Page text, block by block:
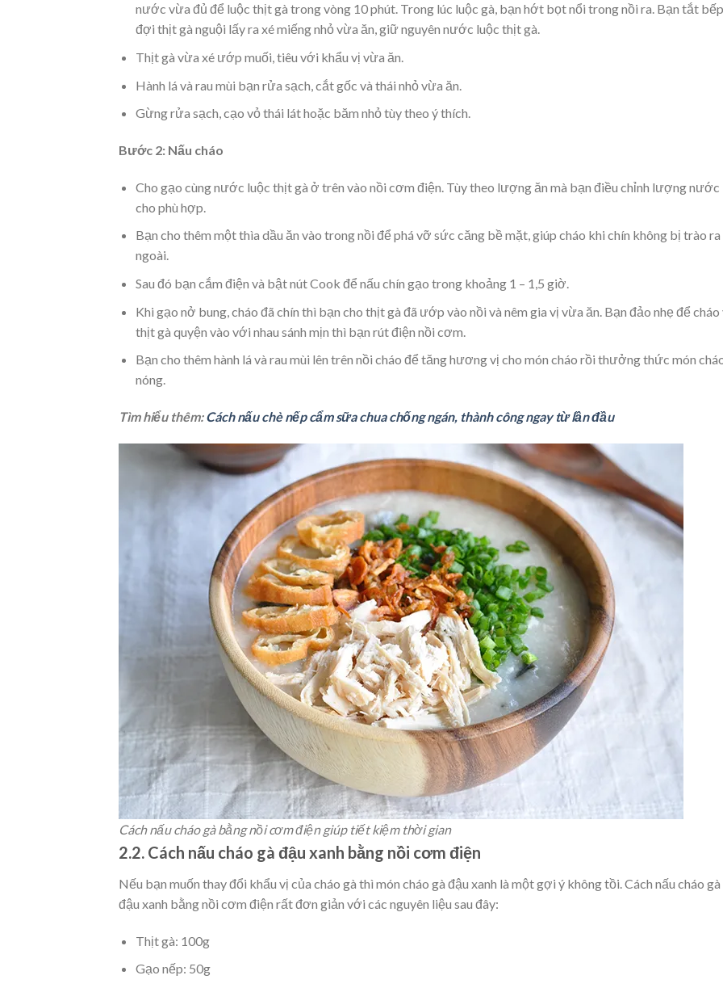
nước vừa đủ để luộc thịt gà trong vòng 10 phút. Trong lúc luộc gà, bạn hớt bọt nổi trong nồi ra. Bạn tắt bếp
đợi thịt gà nguội lấy ra xé miếng nhỏ vừa ăn, giữ nguyên nước luộc thịt gà.
Thịt gà vừa xé ướp muối, tiêu với khẩu vị vừa ăn.
Hành lá và rau mùi bạn rửa sạch, cắt gốc và thái nhỏ vừa ăn.
Gừng rửa sạch, cạo vỏ thái lát hoặc băm nhỏ tùy theo ý thích.
Bước 2: Nấu cháo
Cho gạo cùng nước luộc thịt gà ở trên vào nồi cơm điện. Tùy theo lượng ăn mà bạn điều chỉnh lượng nước
cho phù hợp.
Bạn cho thêm một thìa dầu ăn vào trong nồi để phá vỡ sức căng bề mặt, giúp cháo khi chín không bị trào ra
ngoài.
Sau đó bạn cắm điện và bật nút Cook để nấu chín gạo trong khoảng 1 – 1,5 giờ.
Khi gạo nở bung, cháo đã chín thì bạn cho thịt gà đã ướp vào nồi và nêm gia vị vừa ăn. Bạn đảo nhẹ để cháo
thịt gà quyện vào với nhau sánh mịn thì bạn rút điện nồi cơm.
Bạn cho thêm hành lá và rau mùi lên trên nồi cháo để tăng hương vị cho món cháo rồi thưởng thức món
nóng.
Tìm hiểu thêm:Cách nấu chè nếp cẩm sữa chua chống ngán, thành công ngay từ lần đầu
Cách nấu cháo gà bằng nồi cơm điện giúp tiết kiệm thời gian
2.2. Cách nấu cháo gà đậu xanh bằng nồi cơm điện
Nếu bạn muốn thay đổi khẩu vị của cháo gà thì món cháo gà đậu xanh là một gợi ý không tồi. Cách nấu cháo gà
đậu xanh bằng nồi cơm điện rất đơn giản với các nguyên liệu sau đây:
Thịt gà: 100g
Gạo nếp: 50g